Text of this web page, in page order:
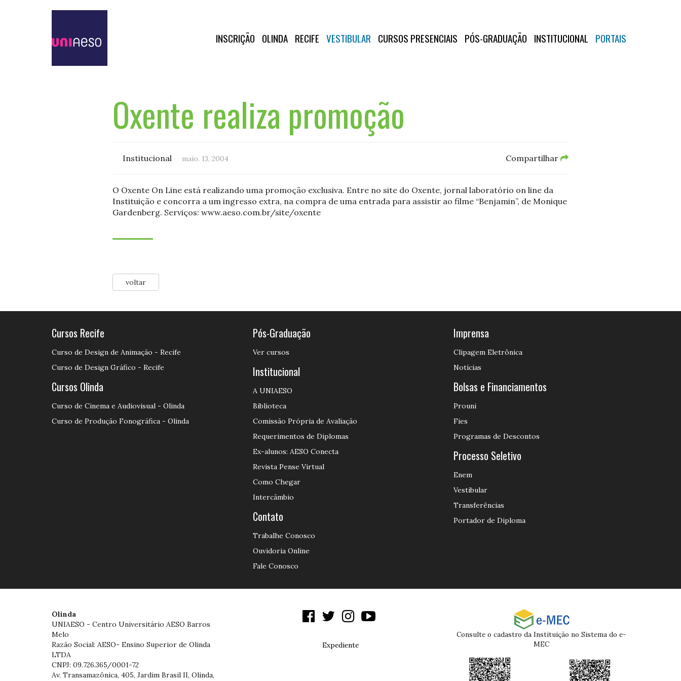
INSCRIÇÃO OLINDA RECIFE VESTIBULAR CURSOS PRESENCIAIS PÓS-GRADUAÇÃO INSTITUCIONAL PORTAIS
Oxente realiza promoção
Institucional maio. 13, 2004 Compartilhar
O Oxente On Line está realizando uma promoção exclusiva. Entre no site do Oxente, jornal laboratório on line da
Instituição e concorra a um ingresso extra, na compra de uma entrada para assistir ao filme “Benjamin”, de Monique
Gardenberg. Serviços: www.aeso.com.br/site/oxente
voltar
Cursos Recife
Curso de Design de Animação - Recife
Curso de Design Gráfico - Recife
Cursos Olinda
Curso de Cinema e Audiovisual - Olinda
Curso de Produção Fonográfica - Olinda
Pós-Graduação
Ver cursos
Institucional
A UNIAESO
Biblioteca
Comissão Própria de Avaliação
Requerimentos de Diplomas
Ex-alunos: AESO Conecta
Revista Pense Virtual
Como Chegar
Intercâmbio
Contato
Trabalhe Conosco
Ouvidoria Online
Fale Conosco
Imprensa
Clipagem Eletrônica
Notícias
Bolsas e Financiamentos
Prouni
Fies
Programas de Descontos
Processo Seletivo
Enem
Vestibular
Transferências
Portador de Diploma
Olinda
UNIAESO - Centro Universitário AESO Barros
Melo
Razão Social: AESO- Ensino Superior de Olinda
LTDA
CNPJ: 09.726.365/0001-72
Av. Transamazônica, 405, Jardim Brasil II, Olinda,
Expediente
Consulte o cadastro da Instituição no Sistema do e-
MEC